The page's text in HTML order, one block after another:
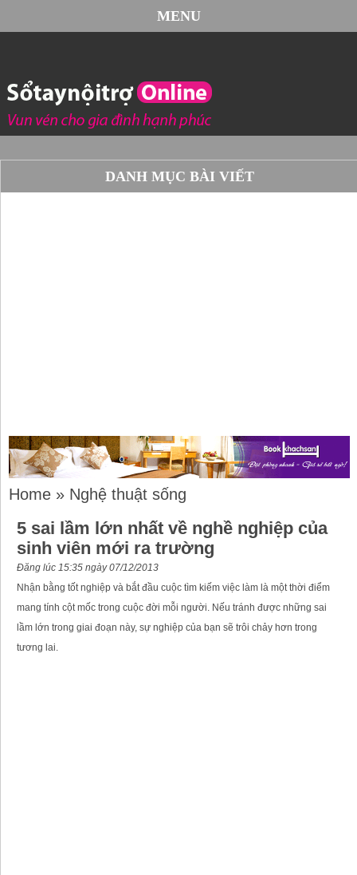
MENU
DANH MỤC BÀI VIẾT
Home » Nghệ thuật sống
5 sai lầm lớn nhất về nghề nghiệp của
sinh viên mới ra trường
Đăng lúc 15:35 ngày 07/12/2013
Nhận bằng tốt nghiệp và bắt đầu cuộc tìm kiếm việc làm là một thời điểm
mang tính cột mốc trong cuộc đời mỗi người. Nếu tránh được những sai
lầm lớn trong giai đoạn này, sự nghiệp của bạn sẽ trôi chảy hơn trong
tương lai.